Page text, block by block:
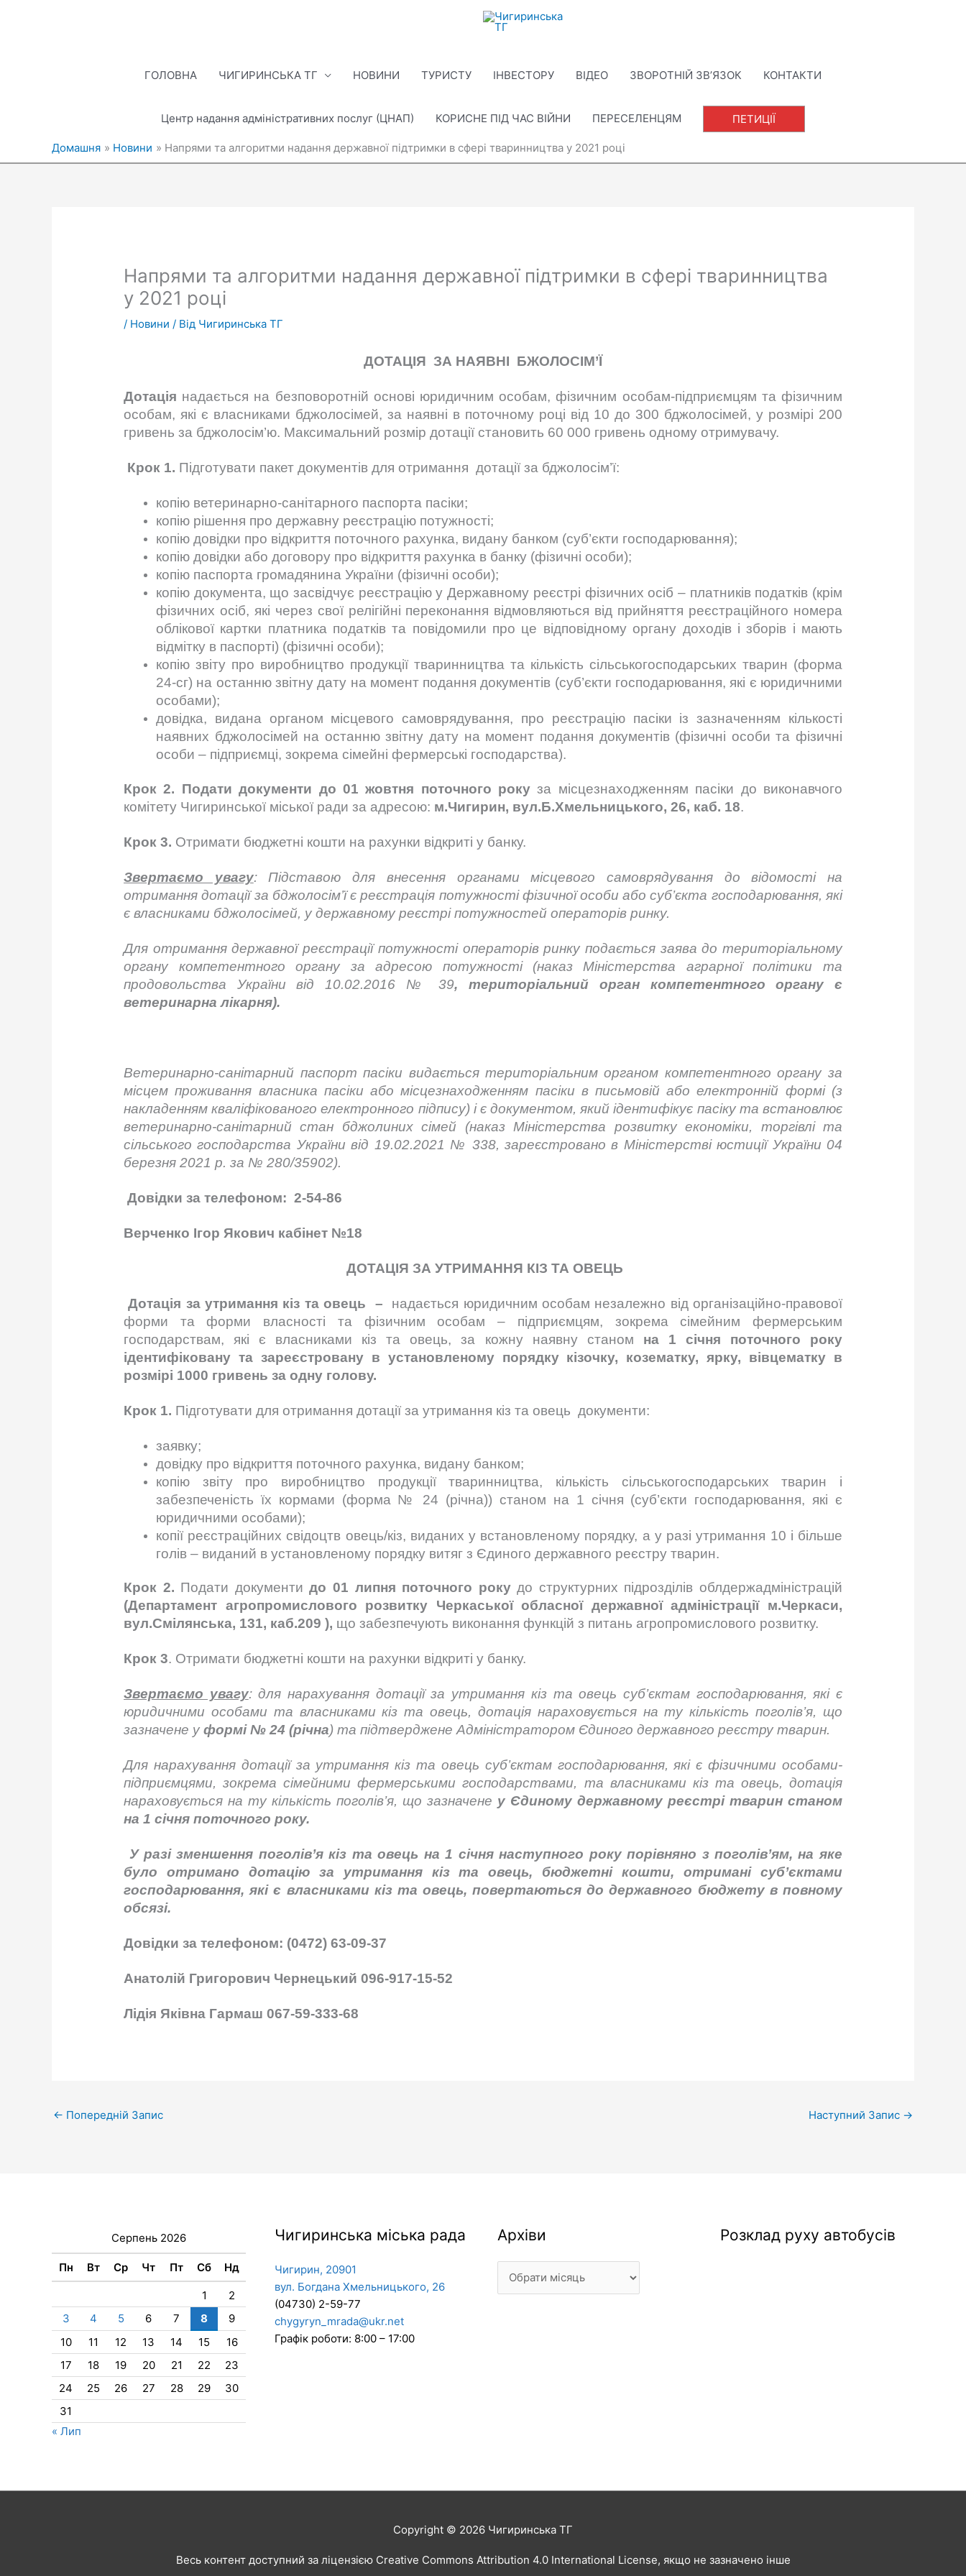
ГОЛОВНА ЧИГИРИНСЬКА ТГ НОВИНИ ТУРИСТУ ІНВЕСТОРУ ВІДЕО ЗВОРОТНІЙ ЗВ’ЯЗОК КОНТАКТИ
Центр надання адміністративних послуг (ЦНАП) КОРИСНЕ ПІД ЧАС ВІЙНИ ПЕРЕСЕЛЕНЦЯМ ПЕТИЦІЇ
Домашня Новини Напрями та алгоритми надання державної підтримки в сфері тваринництва у 2021 році
Напрями та алгоритми надання державної підтримки в сфері тваринництва
у 2021 році
/ Новини / Від Чигиринська ТГ
ДОТАЦІЯ ЗА НАЯВНІ БЖОЛОСІМ’Ї
Дотація надається на безповоротній основі юридичним особам, фізичним особам-підприємцям та фізичним
особам, які є власниками бджолосімей, за наявні в поточному році від 10 до 300 бджолосімей, у розмірі 200
гривень за бджолосім’ю. Максимальний розмір дотації становить 60 000 гривень одному отримувачу.
Крок 1. Підготувати пакет документів для отримання дотації за бджолосім’ї:
копію ветеринарно-санітарного паспорта пасіки;
копію рішення про державну реєстрацію потужності;
копію довідки про відкриття поточного рахунка, видану банком (суб’єкти господарювання);
копію довідки або договору про відкриття рахунка в банку (фізичні особи);
копію паспорта громадянина України (фізичні особи);
копію документа, що засвідчує реєстрацію у Державному реєстрі фізичних осіб – платників податків (крім
фізичних осіб, які через свої релігійні переконання відмовляються від прийняття реєстраційного номера
облікової картки платника податків та повідомили про це відповідному органу доходів і зборів і мають
відмітку в паспорті) (фізичні особи);
копію звіту про виробництво продукції тваринництва та кількість сільськогосподарських тварин (форма
24-сг) на останню звітну дату на момент подання документів (суб’єкти господарювання, які є юридичними
особами);
довідка, видана органом місцевого самоврядування, про реєстрацію пасіки із зазначенням кількості
наявних бджолосімей на останню звітну дату на момент подання документів (фізичні особи та фізичні
особи – підприємці, зокрема сімейні фермерські господарства).
Крок 2. Подати документи до 01 жовтня поточного року за місцезнаходженням пасіки до виконавчого
комітету Чигиринської міської ради за адресою: м.Чигирин, вул.Б.Хмельницького, 26, каб. 18.
Крок 3. Отримати бюджетні кошти на рахунки відкриті у банку.
Звертаємо увагу:
Підставою для внесення органами місцевого самоврядування до відомості на
отримання дотації за бджолосім’ї є реєстрація потужності фізичної особи або суб’єкта господарювання, які
є власниками бджолосімей, у державному реєстрі потужностей операторів ринку.
Для отримання державної реєстрації потужності операторів ринку подається заява до територіальному
органу компетентного органу за адресою потужності (наказ Міністерства аграрної політики та
продовольства України від 10.02.2016 № 39, територіальний орган компетентного органу є
ветеринарна лікарня).
Ветеринарно-санітарний паспорт пасіки видається територіальним органом компетентного органу за
місцем проживання власника пасіки або місцезнаходженням пасіки в письмовій або електронній формі (з
накладенням кваліфікованого електронного підпису) і є документом, який ідентифікує пасіку та встановлює
ветеринарно-санітарний стан бджолиних сімей (наказ Міністерства розвитку економіки, торгівлі та
сільського господарства України від 19.02.2021 № 338, зареєстровано в Міністерстві юстиції України 04
березня 2021 р. за № 280/35902).
Довідки за телефоном: 2-54-86
Верченко Ігор Якович кабінет №18
ДОТАЦІЯ ЗА УТРИМАННЯ КІЗ ТА ОВЕЦЬ
Дотація за утримання кіз та овець –
надається юридичним особам незалежно від організаційно-правової
форми та форми власності та фізичним особам – підприємцям, зокрема сімейним фермерським
господарствам, які є власниками кіз та овець, за кожну наявну станом на 1 січня поточного року
ідентифіковану та зареєстровану в установленому порядку кізочку, козематку, ярку, вівцематку в
розмірі 1000 гривень за одну голову.
Крок 1. Підготувати для отримання дотації за утримання кіз та овець документи:
заявку;
довідку про відкриття поточного рахунка, видану банком;
копію звіту про виробництво продукції тваринництва, кількість сільськогосподарських тварин і
забезпеченість їх кормами (форма № 24 (річна)) станом на 1 січня (суб’єкти господарювання, які є
юридичними особами);
копії реєстраційних свідоцтв овець/кіз, виданих у встановленому порядку, а у разі утримання 10 і більше
голів – виданий в установленому порядку витяг з Єдиного державного реєстру тварин.
Крок 2. Подати документидо 01 липня поточного рокудо структурних підрозділів облдержадміністрацій
(Департамент агропромислового розвитку Черкаської обласної державної адміністрації м.Черкаси,
вул.Смілянська, 131, каб.209 ), що забезпечують виконання функцій з питань агропромислового розвитку.
Крок 3. Отримати бюджетні кошти на рахунки відкриті у банку.
Звертаємо увагу: для нарахування дотації за утримання кіз та овець суб’єктам господарювання, які є
юридичними особами та власниками кіз та овець, дотація нараховується на ту кількість поголів’я, що
зазначене уформі № 24 (річна) та підтверджене Адміністратором Єдиного державного реєстру тварин.
Для нарахування дотації за утримання кіз та овець суб’єктам господарювання, які є фізичними особами-
підприємцями, зокрема сімейними фермерськими господарствами, та власниками кіз та овець, дотація
нараховується на ту кількість поголів’я, що зазначене у Єдиному державному реєстрі тварин станом
на 1 січня поточного року.
У разі зменшення поголів’я кіз та овець на 1 січня наступного року порівняно з поголів’ям, на яке
було отримано дотацію за утримання кіз та овець, бюджетні кошти, отримані суб’єктами
господарювання, які є власниками кіз та овець, повертаються до державного бюджету в повному
обсязі.
Довідки за телефоном: (0472) 63-09-37
Анатолій Григорович Чернецький 096-917-15-52
Лідія Яківна Гармаш 067-59-333-68
← Попередній Запис Наступний Запис →
Серпень 2026
Пн Вт Ср Чт Пт Сб Нд
1
2
3
4 5 6 7 8
9
10
11 12 13 14 15
16
17
18 19 20 21 22
23
24
25 26 27 28 29
30
31
« Лип
Чигиринська міська рада
Чигирин, 20901
вул. Богдана Хмельницького, 26
(04730) 2-59-77
chygyryn_mrada@ukr.net
Графік роботи: 8:00 – 17:00
Архіви
Архіви Розклад руху автобусів
Copyright © 2026 Чигиринська ТГ
Весь контент доступний за ліцензією Creative Commons Attribution 4.0 International License, якщо не зазначено інше